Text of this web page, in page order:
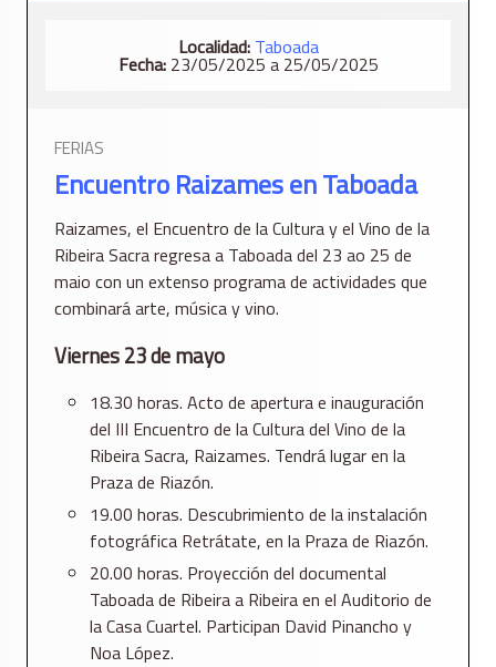
Localidad: Taboada
Fecha:23/05/2025 a 25/05/2025
FERIAS
Encuentro Raizames en Taboada
Raizames, el Encuentro de la Cultura y el Vino de la
Ribeira Sacra regresa a Taboada del 23 ao 25 de
maio con un extenso programa de actividades que
combinará arte, música y vino.
Viernes 23 de mayo
18.30 horas. Acto de apertura e inauguración
del III Encuentro de la Cultura del Vino de la
Ribeira Sacra, Raizames. Tendrá lugar en la
Praza de Riazón.
19.00 horas. Descubrimiento de la instalación
fotográfica Retrátate, en la Praza de Riazón.
20.00 horas. Proyección del documental
Taboada de Ribeira a Ribeira en el Auditorio de
la Casa Cuartel. Participan David Pinancho y
Noa López.